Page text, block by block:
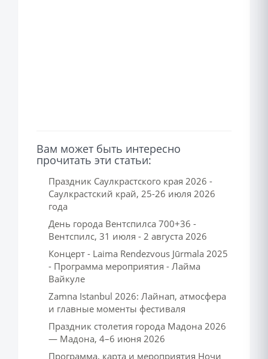
Вам может быть интересно
прочитать эти статьи:
Праздник Саулкрастского края 2026 -
Саулкрастский край, 25-26 июля 2026
года
День города Вентспилса 700+36 -
Вентспилс, 31 июля - 2 августа 2026
Концерт - Laima Rendezvous Jūrmala 2025
- Программа мероприятия - Лайма
Вайкуле
Zamna Istanbul 2026: Лайнап, атмосфера
и главные моменты фестиваля
Праздник столетия города Мадона 2026
— Мадона, 4–6 июня 2026
Программа, карта и мероприятия Ночи